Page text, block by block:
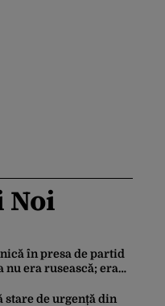
Noi
în presa de partid
nu era rusească; era
stare de urgență din